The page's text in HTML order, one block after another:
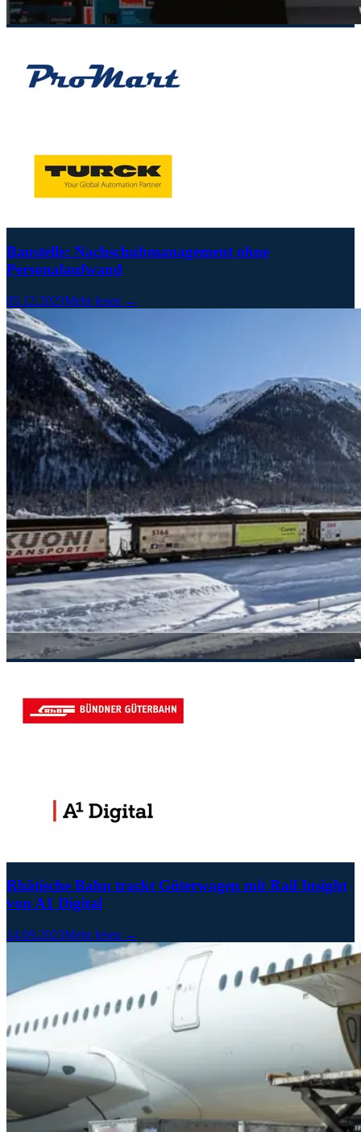
Baustelle: Nachschubmanagement ohne
Personalaufwand
05.12.2023Mehr lesen →
Rhätische Bahn trackt Güterwagen mit Rail Insight
von A1 Digital
14.09.2023Mehr lesen →